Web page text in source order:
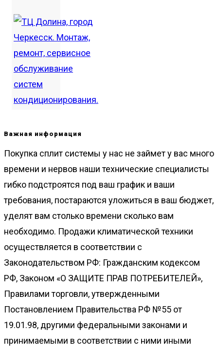
Важная информация
Покупка сплит системы у нас не займет у вас много
времени и нервов наши технические специалисты
гибко подстроятся под ваш график и ваши
требования, постараются уложиться в ваш бюджет,
уделят вам столько времени сколько вам
необходимо. Продажи климатической техники
осуществляется в соответствии с
Законодательством РФ: Гражданским кодексом
РФ, Законом «О ЗАЩИТЕ ПРАВ ПОТРЕБИТЕЛЕЙ»,
Правилами торговли, утвержденными
Постановлением Правительства РФ №55 от
19.01.98, другими федеральными законами и
принимаемыми в соответствии с ними иными